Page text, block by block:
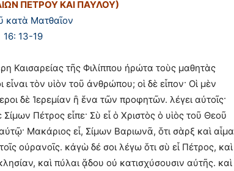
ΠΕΤΡΟΥ ΚΑΙ ΠΑΥΛΟΥ)
κατὰ Ματθαῖον
16: 13-19
Καισαρείας τῆς Φιλίππου ἠρώτα τοὺς μαθητὰς
τὸν υἱὸν τοῦ ἀνθρώπου; οἱ δὲ εἶπον· Οἱ μὲν
δὲ Ἰερεμίαν ἢ ἕνα τῶν προφητῶν. λέγει αὐτοῖς·
Σίμων Πέτρος εἶπε· Σὺ εἶ ὁ Χριστὸς ὁ υἱὸς τοῦ Θεοῦ
Μακάριος εἶ, Σίμων Βαριωνᾶ, ὅτι σὰρξ καὶ αἷμα
οὐρανοῖς. κἀγὼ δέ σοι λέγω ὅτι σὺ εἶ Πέτρος, καὶ
καὶ πύλαι ᾅδου οὐ κατισχύσουσιν αὐτῆς. καὶ